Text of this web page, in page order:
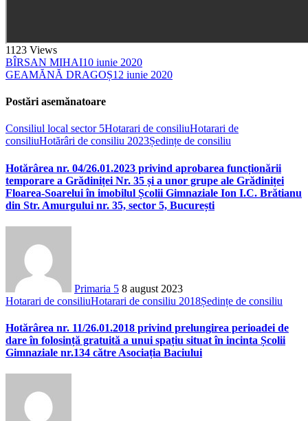
1123 Views
BÎRSAN MIHAI10 iunie 2020
GEAMĂNĂ DRAGOȘ12 iunie 2020
Postări asemănatoare
Consiliul local sector 5Hotarari de consiliuHotarari de
consiliuHotărâri de consiliu 2023Ședințe de consiliu
Hotărârea nr. 04/26.01.2023 privind aprobarea funcționării
temporare a Grădiniței Nr. 35 și a unor grupe ale Grădiniței
Floarea-Soarelui în imobilul Școlii Gimnaziale Ion I.C. Brătianu
din Str. Amurgului nr. 35, sector 5, București
Primaria 5 8 august 2023
Hotarari de consiliuHotarari de consiliu 2018Ședințe de consiliu
Hotărârea nr. 11/26.01.2018 privind prelungirea perioadei de
dare în folosință gratuită a unui spațiu situat în incinta Școlii
Gimnaziale nr.134 către Asociația Baciului